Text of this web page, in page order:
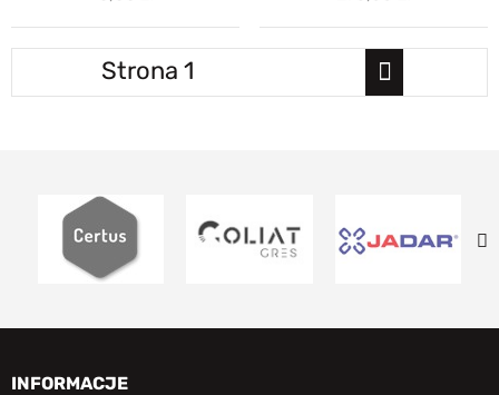
1
INFORMACJE